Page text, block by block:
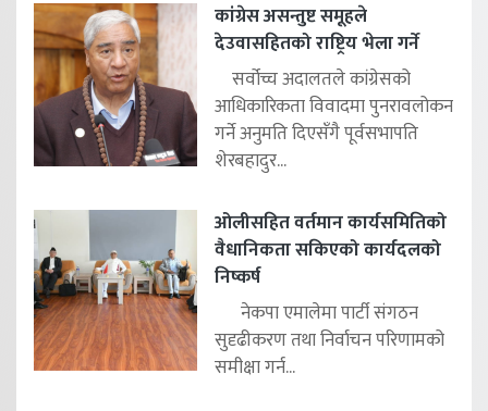
कांग्रेस असन्तुष्ट समूहले
देउवासहितको राष्ट्रिय भेला गर्ने
सर्वोच्च अदालतले कांग्रेसको
आधिकारिकता विवादमा पुनरावलोकन
गर्ने अनुमति दिएसँगै पूर्वसभापति
शेरबहादुर...
ओलीसहित वर्तमान कार्यसमितिको
वैधानिकता सकिएको कार्यदलको
निष्कर्ष
नेकपा एमालेमा पार्टी संगठन
सुदृढीकरण तथा निर्वाचन परिणामको
समीक्षा गर्न...